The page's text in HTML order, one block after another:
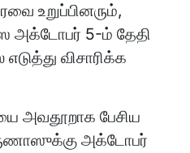
உறுப்பினரும்,
அக்டோபர் 5-ம் தேதி
விசாரிக்க
அவதூறாக பேசிய
அக்டோபர்